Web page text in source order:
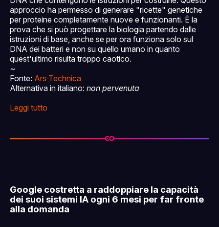
approccio ha permesso di generare "ricette" genetiche
per proteine completamente nuove e funzionanti. È la
prova che si può progettare la biologia partendo dalle
istruzioni di base, anche se per ora funziona solo sul
DNA dei batteri e non su quello umano in quanto
quest'ultimo risulta troppo caotico.
~
Fonte: Ars Technica
Alternativa in italiano: non pervenuta
Leggi tutto
Google costretta a raddoppiare la capacità
dei suoi sistemi IA ogni 6 mesi per far fronte
alla domanda